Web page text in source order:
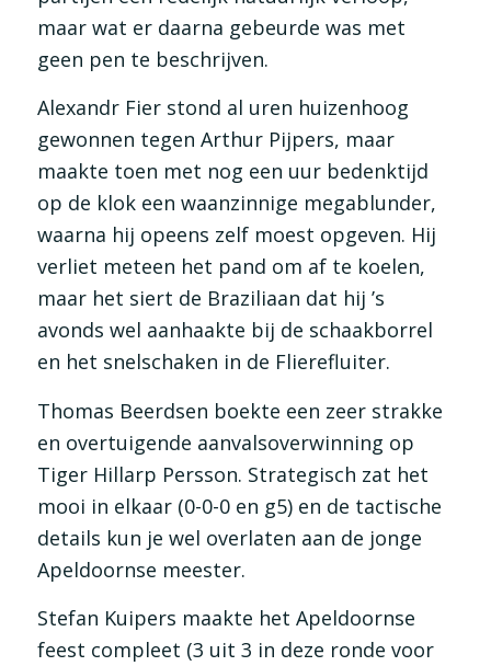
maar wat er daarna gebeurde was met
geen pen te beschrijven.
Alexandr Fier stond al uren huizenhoog
gewonnen tegen Arthur Pijpers, maar
maakte toen met nog een uur bedenktijd
op de klok een waanzinnige megablunder,
waarna hij opeens zelf moest opgeven. Hij
verliet meteen het pand om af te koelen,
maar het siert de Braziliaan dat hij ’s
avonds wel aanhaakte bij de schaakborrel
en het snelschaken in de Flierefluiter.
Thomas Beerdsen boekte een zeer strakke
en overtuigende aanvalsoverwinning op
Tiger Hillarp Persson. Strategisch zat het
mooi in elkaar (0-0-0 en g5) en de tactische
details kun je wel overlaten aan de jonge
Apeldoornse meester.
Stefan Kuipers maakte het Apeldoornse
feest compleet (3 uit 3 in deze ronde voor